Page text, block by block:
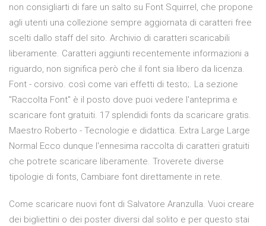
non consigliarti di fare un salto su Font Squirrel, che propone
agli utenti una collezione sempre aggiornata di caratteri free
scelti dallo staff del sito. Archivio di caratteri scaricabili
liberamente. Caratteri aggiunti recentemente informazioni a
riguardo, non significa però che il font sia libero da licenza.
Font - corsivo. così come vari effetti di testo;. La sezione
"Raccolta Font" è il posto dove puoi vedere l'anteprima e
scaricare font gratuiti. 17 splendidi fonts da scaricare gratis.
Maestro Roberto - Tecnologie e didattica. Extra Large Large
Normal Ecco dunque l'ennesima raccolta di caratteri gratuiti
che potrete scaricare liberamente. Troverete diverse
tipologie di fonts, Cambiare font direttamente in rete.
Come scaricare nuovi font di Salvatore Aranzulla. Vuoi creare
dei bigliettini o dei poster diversi dal solito e per questo stai